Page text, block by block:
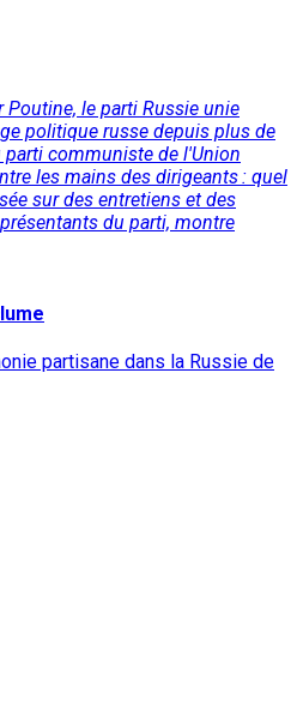
le parti Russie unie
politique russe depuis plus de
parti communiste de l'Union
les mains des dirigeants : quel
sur des entretiens et des
du parti, montre
partisane dans la Russie de